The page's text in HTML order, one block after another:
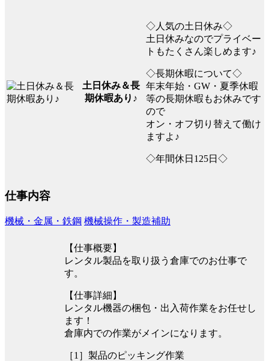
土日休み＆長
期休暇あり♪
◇人気の土日休み◇
土日休みなのでプライベー
トもたくさん楽しめます♪
◇長期休暇について◇
年末年始・GW・夏季休暇
等の長期休暇もお休みです
ので
オン・オフ切り替えて働け
ますよ♪
◇年間休日125日◇
仕事内容
機械・金属・鉄鋼 機械操作・製造補助
【仕事概要】
レンタル製品を取り扱う倉庫でのお仕事で
す。
【仕事詳細】
レンタル機器の梱包・出入荷作業をお任せし
ます！
倉庫内での作業がメインになります。
［1］製品のピッキング作業